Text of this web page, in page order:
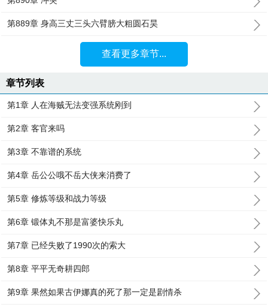
第889章 身高三丈三头六臂膀大粗圆石昊
查看更多章节...
章节列表
第1章 人在海贼无法变强系统刚到
第2章 客官来吗
第3章 不靠谱的系统
第4章 岳公公哦不岳大侠来消费了
第5章 修炼等级和战力等级
第6章 锻体丸不那是富婆快乐丸
第7章 已经失败了1990次的索大
第8章 平平无奇耕四郎
第9章 果然如果古伊娜真的死了那一定是剧情杀